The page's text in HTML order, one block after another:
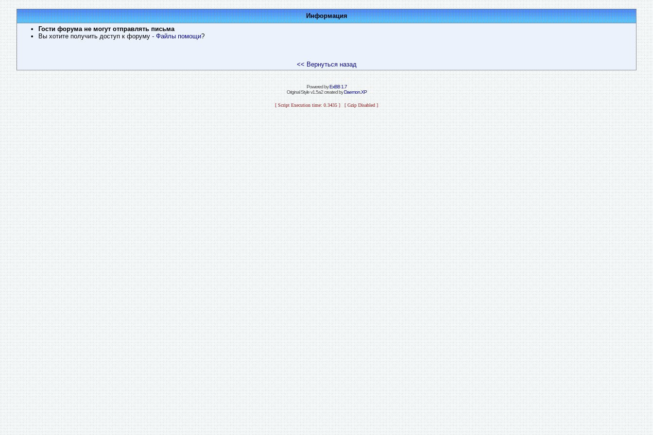
Информация
Гости форума не могут отправлять письма
Вы хотите получить доступ к форуму - Файлы помощи?
<< Вернуться назад
Powered byExBB 1.7
Original Style v1.5a2 created byDaemon.XP
[ Script Execution time: 0.3435 ] [ Gzip Disabled ]